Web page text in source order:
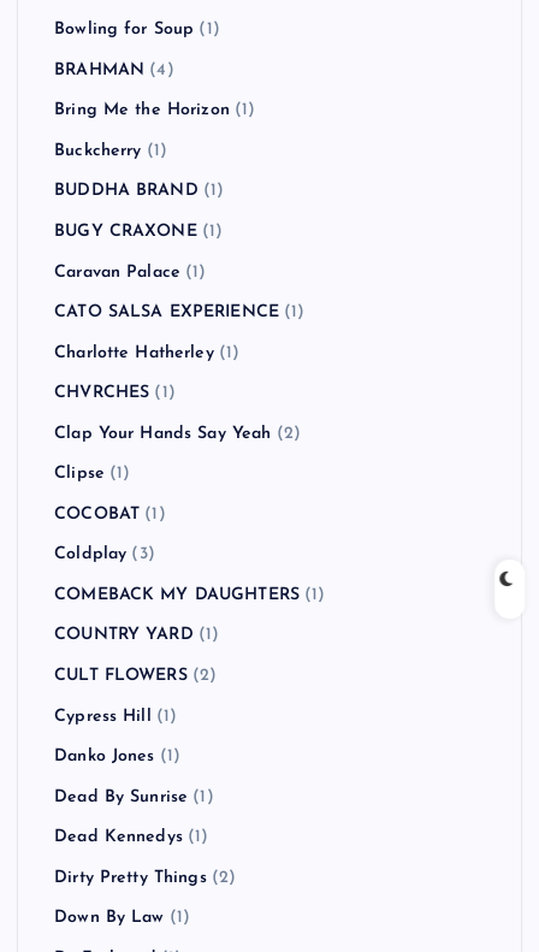
Bowling for Soup (1)
BRAHMAN (4)
Bring Me the Horizon (1)
Buckcherry (1)
BUDDHA BRAND (1)
BUGY CRAXONE(1)
Caravan Palace (1)
CATO SALSA EXPERIENCE (1)
Charlotte Hatherley(1)
CHVRCHES (1)
Clap Your Hands Say Yeah (2)
Clipse (1)
COCOBAT (1)
Coldplay (3)
COMEBACK MY DAUGHTERS (1)
COUNTRY YARD (1)
CULT FLOWERS(2)
Cypress Hill (1)
Danko Jones (1)
Dead By Sunrise (1)
Dead Kennedys(1)
Dirty Pretty Things(2)
Down By Law (1)